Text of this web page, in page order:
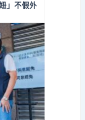
」不假外